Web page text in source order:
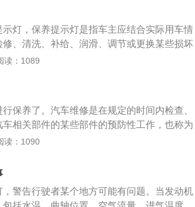
，防止故障，减缓老化过程，延长使用寿
车辆点火后扳手标记会闪烁，然后扳手标记
有一定的公里数时，车辆点火后扳手标志会
无论采用哪种设置方法，都是对驾驶员的提
灯，保养提示灯是指车主应结合实际用车情
、清洗、补给、润滑、调节或更换某些损坏
汽车维护。不同的厂家车型设定的保养时间
设置程序，把保养灯重新归零，小扳手就会
要，自行关闭保养指示灯，其实是不建议车
会忘记保养的时间，那这个指示灯就可以给
车做保养的好习惯。
读：1089
保养了。汽车维修是在规定的时间内检查、
相关部件的某些部件的预防性工作，也称为
动机系统（发动机）、变速箱系统、空调系
，防止故障，减缓老化过程，延长使用寿
以下情况下显示：第一，当车辆应定期保养
闪烁，然后扳手标记会持续亮起；第二，当
读：1090
警告行驶者某个地方可能有问题。当发动机